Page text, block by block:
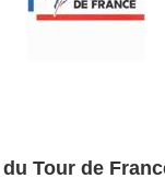
Tour de